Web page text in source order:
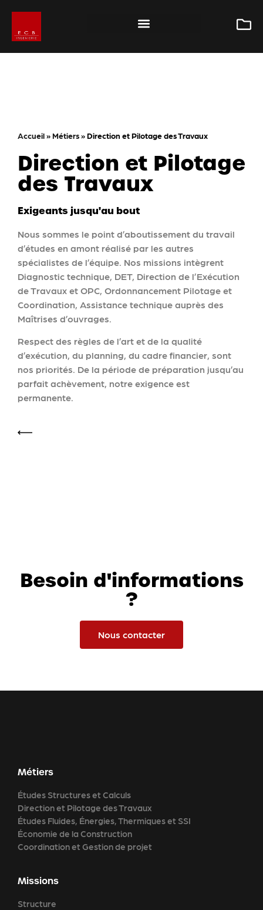
Accueil»Métiers»Direction et Pilotage des Travaux
Direction et Pilotage
des Travaux
Exigeants jusqu'au bout
Nous sommes le point d’aboutissement du travail
d’études en amont réalisé par les autres
spécialistes de l’équipe. Nos missions intègrent
Diagnostic technique, DET, Direction de l’Exécution
de Travaux et OPC, Ordonnancement Pilotage et
Coordination, Assistance technique auprès des
Maîtrises d’ouvrages.
Respect des règles de l’art et de la qualité
d’exécution, du planning, du cadre financier, sont
nos priorités. De la période de préparation jusqu’au
parfait achèvement, notre exigence est
permanente.
Besoin d'informations
?
Nous contacter
Métiers
Études Structures et Calculs
Direction et Pilotage des Travaux
Études Fluides, Énergies, Thermiques et SSI
Économie de la Construction
Coordination et Gestion de projet
Missions
Structure